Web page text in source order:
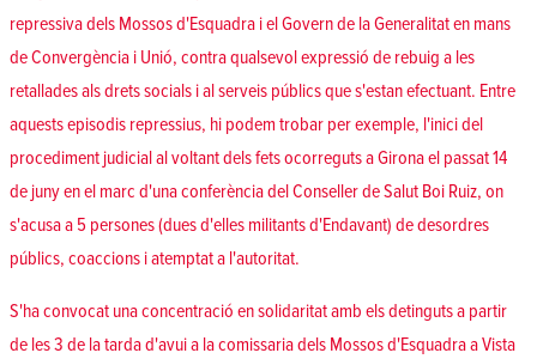
repressiva dels Mossos d'Esquadra i el Govern de la Generalitat en mans
de Convergència i Unió, contra qualsevol expressió de rebuig a les
retallades als drets socials i al serveis públics que s'estan efectuant. Entre
aquests episodis repressius, hi podem trobar per exemple, l'inici del
procediment judicial al voltant dels fets ocorreguts a Girona el passat 14
de juny en el marc d'una conferència del Conseller de Salut Boi Ruiz, on
s'acusa a 5 persones (dues d'elles militants d'Endavant) de desordres
públics, coaccions i atemptat a l'autoritat.
S'ha convocat una concentració en solidaritat amb els detinguts a partir
de les 3 de la tarda d'avui a la comissaria dels Mossos d'Esquadra a Vista